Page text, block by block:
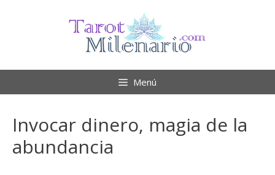
Menú
Invocar dinero, magia de la
abundancia